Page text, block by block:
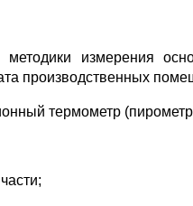
методики измерения
производственных
термометр